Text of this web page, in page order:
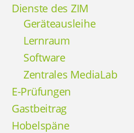
Dienste des ZIM
Geräteausleihe
Lernraum
Software
Zentrales MediaLab
E-Prüfungen
Gastbeitrag
Hobelspäne